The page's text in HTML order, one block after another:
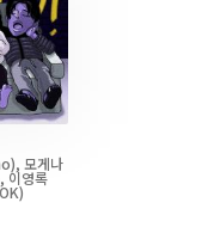
, 모게나
, 이영록